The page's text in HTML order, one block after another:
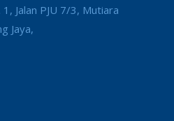
Jalan PJU 7/3, Mutiara
Jaya,